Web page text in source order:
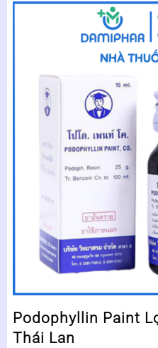
Podophyllin Paint
Thái Lan